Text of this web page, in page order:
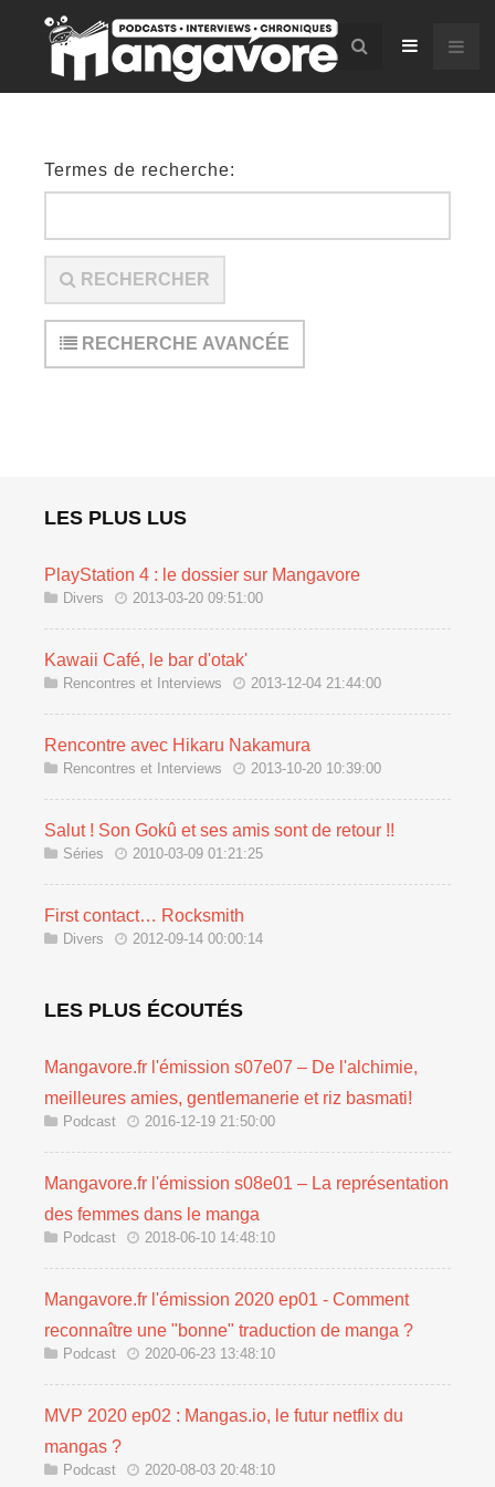
Termes de recherche:
RECHERCHER
RECHERCHE AVANCÉE
LES PLUS LUS
PlayStation 4 : le dossier sur Mangavore
Divers 2013-03-20 09:51:00
Kawaii Café, le bar d'otak'
Rencontres et Interviews 2013-12-04 21:44:00
Rencontre avec Hikaru Nakamura
Rencontres et Interviews 2013-10-20 10:39:00
Salut ! Son Gokû et ses amis sont de retour !!
Séries 2010-03-09 01:21:25
First contact… Rocksmith
Divers 2012-09-14 00:00:14
LES PLUS ÉCOUTÉS
Mangavore.fr l'émission s07e07 – De l'alchimie,
meilleures amies, gentlemanerie et riz basmati!
Podcast 2016-12-19 21:50:00
Mangavore.fr l'émission s08e01 – La représentation
des femmes dans le manga
Podcast 2018-06-10 14:48:10
Mangavore.fr l'émission 2020 ep01 - Comment
reconnaître une "bonne" traduction de manga ?
Podcast 2020-06-23 13:48:10
MVP 2020 ep02 : Mangas.io, le futur netflix du
mangas ?
Podcast 2020-08-03 20:48:10